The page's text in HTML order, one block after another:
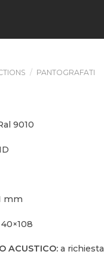
/ PANTOGRAFATI
9010
mm
40×108
ACUSTICO: a richiesta